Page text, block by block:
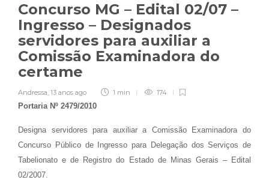
Concurso MG – Edital 02/07 –
Ingresso – Designados
servidores para auxiliar a
Comissão Examinadora do
certame
Andressa, 13 anos ago 1 min 174
Portaria Nº 2479/2010
Designa servidores para auxiliar a Comissão Examinadora do
Concurso Público de Ingresso para Delegação dos Serviços de
Tabelionato e de Registro do Estado de Minas Gerais – Edital
02/2007.